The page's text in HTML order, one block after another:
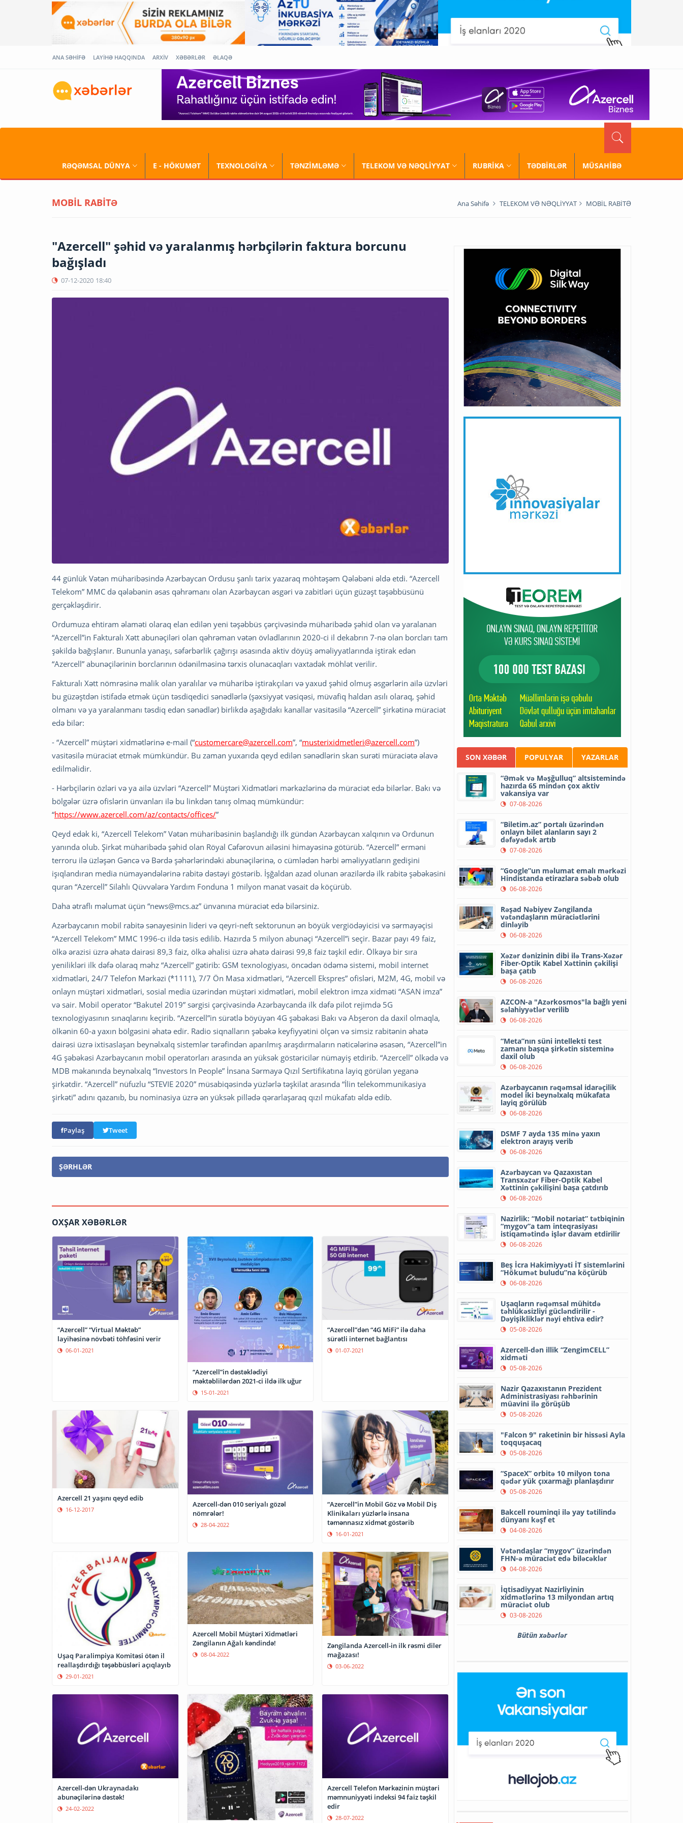
ANA SƏHİFƏ LAYİHƏ HAQQINDA ARXİV XƏBƏRLƏR ƏLAQƏ
RƏQƏMSAL DÜNYA E - HÖKUMƏT TEXNOLOGİYA TƏNZİMLƏMƏ TELEKOM VƏ NƏQLİYYAT RUBRİKA TƏDBİRLƏR MÜSAHİBƏ
MOBİL RABİTƏ Ana Səhifə TELEKOM VƏ NƏQLİYYAT MOBİL RABİTƏ
"Azercell" şəhid və yaralanmış hərbçilərin faktura borcunu
bağışladı
07-12-2020 18:40
44 günlük Vətən müharibəsində Azərbaycan Ordusu şanlı tarix yazaraq möhtəşəm Qələbəni əldə etdi. “Azercell
Telekom” MMC də qələbənin əsas qəhrəmanı olan Azərbaycan əsgəri və zabitləri üçün güzəşt təşəbbüsünü
gerçəkləşdirir.
Ordumuza ehtiram əlaməti olaraq elan edilən yeni təşəbbüs çərçivəsində müharibədə şəhid olan və yaralanan
“Azercell”in Fakturalı Xətt abunəçiləri olan qəhrəman vətən övladlarının 2020-ci il dekabrın 7-nə olan borcları tam
şəkildə bağışlanır. Bununla yanaşı, səfərbərlik çağırışı əsasında aktiv döyüş əməliyyatlarında iştirak edən
“Azercell” abunəçilərinin borclarının ödənilməsinə tərxis olunacaqları vaxtadək möhlət verilir.
Fakturalı Xətt nömrəsinə malik olan yaralılar və müharibə iştirakçıları və yaxud şəhid olmuş əsgərlərin ailə üzvləri
bu güzəştdən istifadə etmək üçün təsdiqedici sənədlərlə (şəxsiyyət vəsiqəsi, müvafiq haldan asılı olaraq, şəhid
olmanı və ya yaralanmanı təsdiq edən sənədlər) birlikdə aşağıdakı kanallar vasitəsilə “Azercell” şirkətinə müraciət
edə bilər:
- “Azercell” müştəri xidmətlərinə e-mail (“customercare@azercell.com”, “musterixidmetleri@azercell.com”)
vasitəsilə müraciət etmək mümkündür. Bu zaman yuxarıda qeyd edilən sənədlərin skan surəti müraciətə əlavə
edilməlidir.
- Hərbçilərin özləri və ya ailə üzvləri “Azercell” Müştəri Xidmətləri mərkəzlərinə də müraciət edə bilərlər. Bakı və
bölgələr üzrə ofislərin ünvanları ilə bu linkdən tanış olmaq mümkündür:
“https://www.azercell.com/az/contacts/offices/”
Qeyd edək ki, “Azercell Telekom” Vətən müharibəsinin başlandığı ilk gündən Azərbaycan xalqının və Ordunun
yanında olub. Şirkət müharibədə şəhid olan Röyal Cəfərovun ailəsini himayəsinə götürüb. “Azercell” erməni
terroru ilə üzləşən Gəncə və Bərdə şəhərlərindəki abunəçilərinə, o cümlədən hərbi əməliyyatların gedişini
işıqlandıran media nümayəndələrinə rabitə dəstəyi göstərib. İşğaldan azad olunan ərazilərdə ilk rabitə şəbəkəsini
quran “Azercell” Silahlı Qüvvələrə Yardım Fonduna 1 milyon manat vəsait də köçürüb.
Daha ətraflı məlumat üçün “news@mcs.az” ünvanına müraciət edə bilərsiniz.
Azərbaycanın mobil rabitə sənayesinin lideri və qeyri-neft sektorunun ən böyük vergiödəyicisi və sərmayəçisi
“Azercell Telekom” MMC 1996-cı ildə təsis edilib. Hazırda 5 milyon abunəçi “Azercell”i seçir. Bazar payı 49 faiz,
ölkə ərazisi üzrə əhatə dairəsi 89,3 faiz, ölkə əhalisi üzrə əhatə dairəsi 99,8 faiz təşkil edir. Ölkəyə bir sıra
yenilikləri ilk dəfə olaraq məhz “Azercell” gətirib: GSM texnologiyası, öncədən ödəmə sistemi, mobil internet
xidmətləri, 24/7 Telefon Mərkəzi (*1111), 7/7 Ön Masa xidmətləri, “Azercell Ekspres” ofisləri, M2M, 4G, mobil və
onlayn müştəri xidmətləri, sosial media üzərindən müştəri xidmətləri, mobil elektron imza xidməti “ASAN imza”
və sair. Mobil operator “Bakutel 2019” sərgisi çərçivəsində Azərbaycanda ilk dəfə pilot rejimdə 5G
texnologiyasının sınaqlarını keçirib. “Azercell”in sürətlə böyüyən 4G şəbəkəsi Bakı və Abşeron da daxil olmaqla,
ölkənin 60-a yaxın bölgəsini əhatə edir. Radio siqnalların şəbəkə keyfiyyətini ölçən və simsiz rabitənin əhatə
dairəsi üzrə ixtisaslaşan beynəlxalq sistemlər tərəfindən aparılmış araşdırmaların nəticələrinə əsasən, “Azercell”in
4G şəbəkəsi Azərbaycanın mobil operatorları arasında ən yüksək göstəricilər nümayiş etdirib. “Azercell” ölkədə və
MDB məkanında beynəlxalq “Investors In People” İnsana Sərmayə Qızıl Sertifikatına layiq görülən yeganə
şirkətdir. “Azercell” nüfuzlu “STEVIE 2020” müsabiqəsində yüzlərlə təşkilat arasında “İlin telekommunikasiya
şirkəti” adını qazanıb, bu nominasiya üzrə ən yüksək pillədə qərarlaşaraq qızıl mükafatı əldə edib.
Paylaş Tweet
ŞƏRHLƏR
OXŞAR XƏBƏRLƏR
“Azercell” “Virtual Məktəb”
layihəsinə növbəti töhfəsini verir
06-01-2021
“Azercell”in dəstəklədiyi
məktəblilərdən 2021-ci ildə ilk uğur
15-01-2021
“Azercell”dən “4G MiFi” ilə daha
sürətli internet bağlantısı
01-07-2021
Azercell 21 yaşını qeyd edib
16-12-2017
Azercell-dən 010 seriyalı gözəl
nömrələr!
28-04-2022
“Azercell”in Mobil Göz və Mobil Diş
Klinikaları yüzlərlə insana
təmənnasız xidmət göstərib
16-01-2021
Uşaq Paralimpiya Komitəsi ötən il
reallaşdırdığı təşəbbüsləri açıqlayıb
29-01-2021
Azercell Mobil Müştəri Xidmətləri
Zəngilanın Ağalı kəndində!
08-04-2022
Zəngilanda Azercell-in ilk rəsmi diler
03-06-2022
Azercell-dən Ukraynadakı
abunəçilərinə dəstək!
24-02-2022
Azercell Telefon Mərkəzinin müştəri
məmnuniyyəti indeksi 94 faiz təşkil
edir
28-07-2022
SON XƏBƏR POPULYAR YAZARLAR
“Əmək və Məşğulluq” altsistemində
hazırda 65 mindən çox aktiv
vakansiya var
07-08-2026
“Biletim.az” portalı üzərindən
onlayn bilet alanların sayı 2
dəfəyədək artıb
07-08-2026
“Google”un məlumat emalı mərkəzi
Hindistanda etirazlara səbəb olub
06-08-2026
Rəşad Nəbiyev Zəngilanda
vətəndaşların müraciətlərini
dinləyib
06-08-2026
Xəzər dənizinin dibi ilə Trans-Xəzər
Fiber-Optik Kabel Xəttinin çəkilişi
başa çatıb
06-08-2026
AZCON-a "Azərkosmos"la bağlı yeni
səlahiyyətlər verilib
06-08-2026
“Meta”nın süni intellekti test
zamanı başqa şirkətin sisteminə
daxil olub
06-08-2026
Azərbaycanın rəqəmsal idarəçilik
model iki beynəlxalq mükafata
layiq görülüb
06-08-2026
DSMF 7 ayda 135 minə yaxın
elektron arayış verib
06-08-2026
Azərbaycan və Qazaxıstan
Transxəzər Fiber-Optik Kabel
Xəttinin çəkilişini başa çatdırıb
06-08-2026
Nazirlik: “Mobil notariat” tətbiqinin
“mygov”a tam inteqrasiyası
istiqamətində işlər davam etdirilir
06-08-2026
Beş İcra Hakimiyyəti İT sistemlərini
“Hökumət buludu”na köçürüb
06-08-2026
Uşaqların rəqəmsal mühitdə
təhlükəsizliyi gücləndirilir -
Dəyişikliklər nəyi ehtiva edir?
05-08-2026
Azercell-dən illik “ZengimCELL”
xidməti
05-08-2026
Nazir Qazaxıstanın Prezident
Administrasiyası rəhbərinin
müavini ilə görüşüb
05-08-2026
"Falcon 9" raketinin bir hissəsi Ayla
toqquşacaq
05-08-2026
“SpaceX” orbitə 10 milyon tona
qədər yük çıxarmağı planlaşdırır
05-08-2026
Bakcell rouminqi ilə yay tətilində
dünyanı kəşf et
04-08-2026
Vətəndaşlar “mygov” üzərindən
FHN-ə müraciət edə biləcəklər
04-08-2026
İqtisadiyyat Nazirliyinin
xidmətlərinə 13 milyondan artıq
müraciət olub
03-08-2026
Bütün xəbərlər